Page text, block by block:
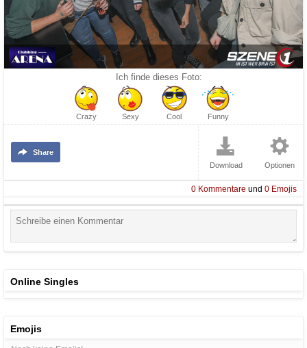
Ich finde dieses Foto:
Crazy Sexy Cool Funny
Share
Download
Optionen
0 Kommentare und 0 Emojis
Online Singles
Emojis